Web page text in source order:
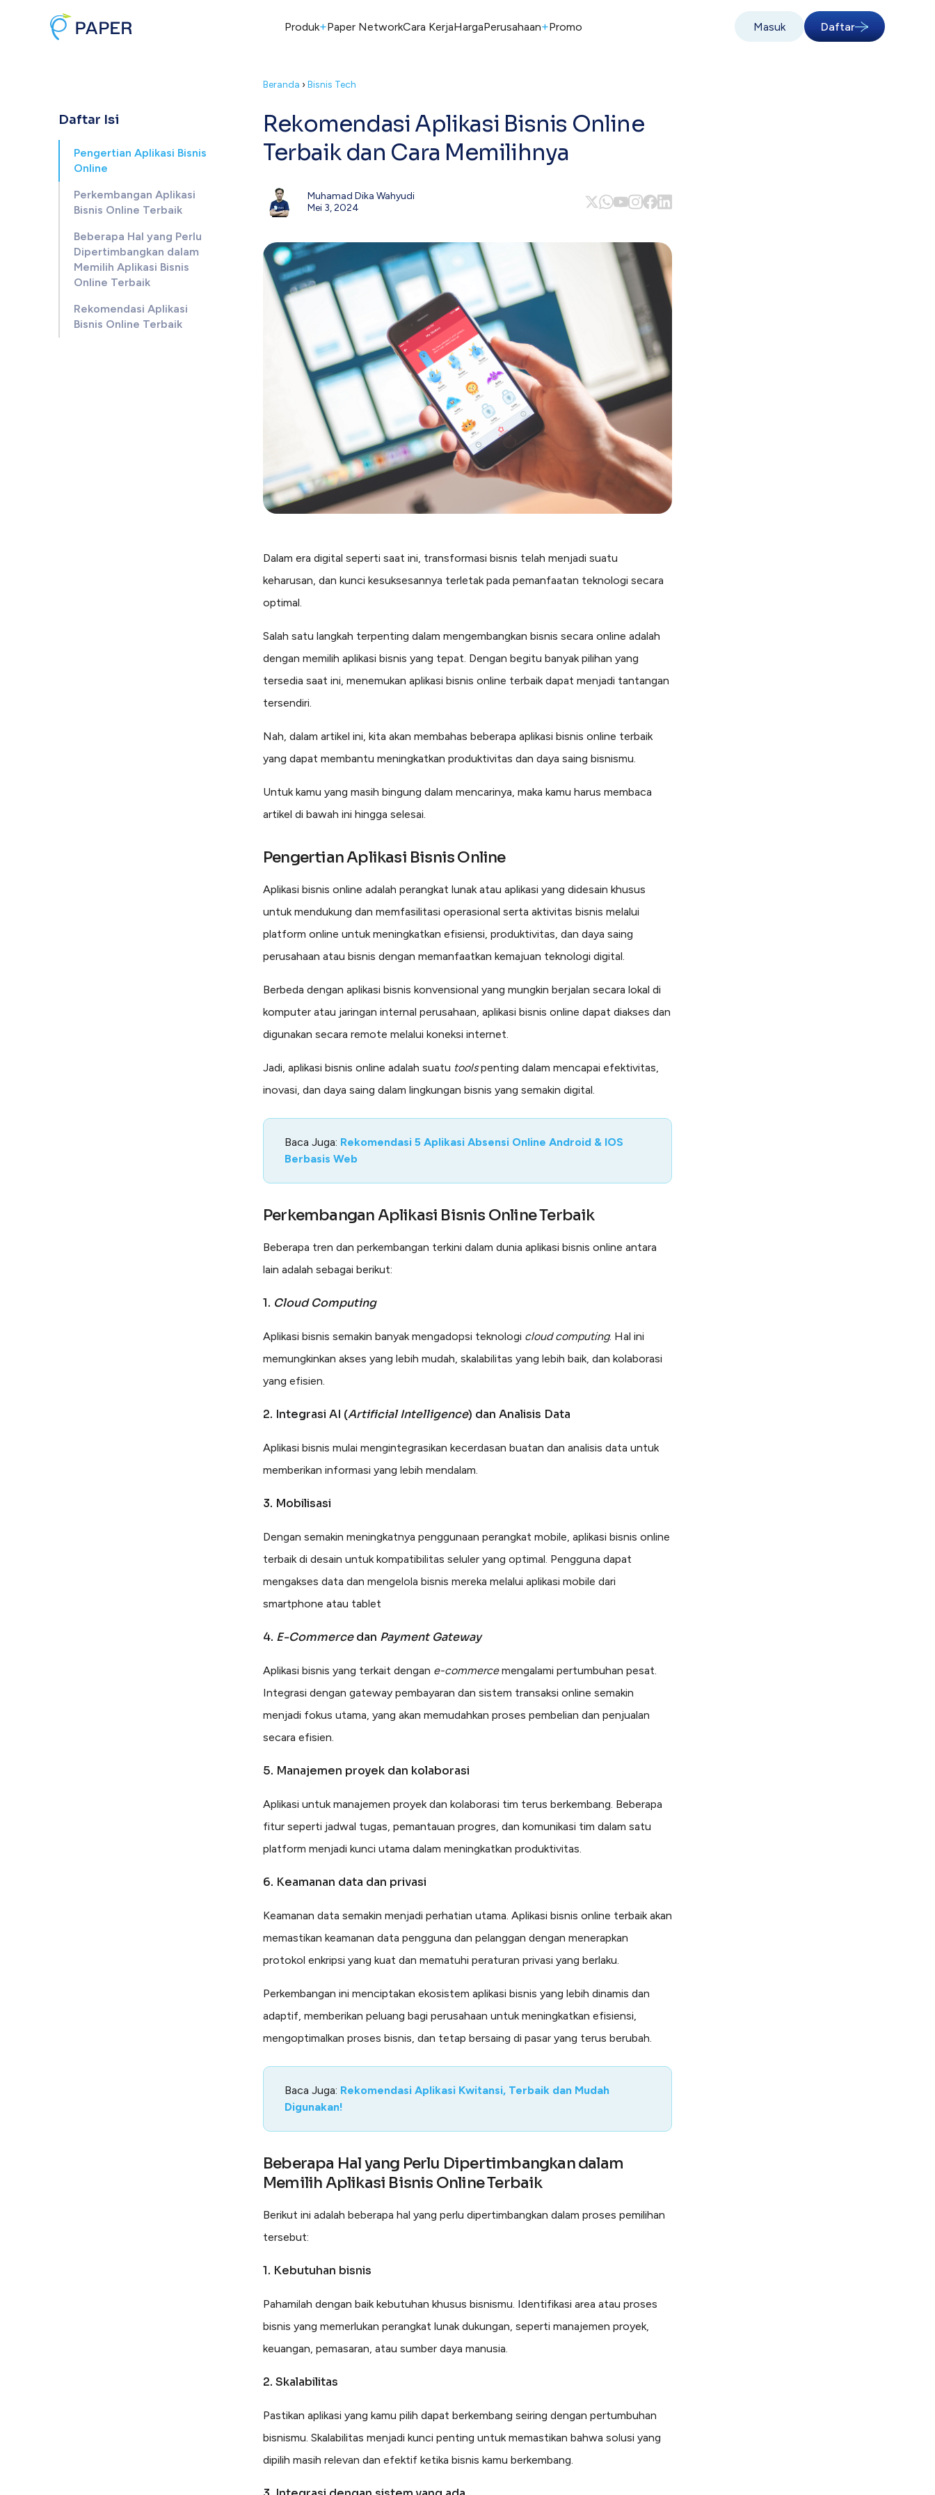
Produk+Paper NetworkCara KerjaHargaPerusahaan+Promo Masuk Daftar
Daftar Isi
Pengertian Aplikasi Bisnis
Online
Perkembangan Aplikasi
Bisnis Online Terbaik
Beberapa Hal yang Perlu
Dipertimbangkan dalam
Memilih Aplikasi Bisnis
Online Terbaik
Rekomendasi Aplikasi
Bisnis Online Terbaik
Beranda › Bisnis Tech
Rekomendasi Aplikasi Bisnis Online
Terbaik dan Cara Memilihnya
Muhamad Dika Wahyudi
Mei 3, 2024
Dalam era digital seperti saat ini, transformasi bisnis telah menjadi suatu
keharusan, dan kunci kesuksesannya terletak pada pemanfaatan teknologi secara
optimal.
Salah satu langkah terpenting dalam mengembangkan bisnis secara online adalah
dengan memilih aplikasi bisnis yang tepat. Dengan begitu banyak pilihan yang
tersedia saat ini, menemukan aplikasi bisnis online terbaik dapat menjadi tantangan
tersendiri.
Nah, dalam artikel ini, kita akan membahas beberapa aplikasi bisnis online terbaik
yang dapat membantu meningkatkan produktivitas dan daya saing bisnismu.
Untuk kamu yang masih bingung dalam mencarinya, maka kamu harus membaca
artikel di bawah ini hingga selesai.
Pengertian Aplikasi Bisnis Online
Aplikasi bisnis online adalah perangkat lunak atau aplikasi yang didesain khusus
untuk mendukung dan memfasilitasi operasional serta aktivitas bisnis melalui
platform online untuk meningkatkan efisiensi, produktivitas, dan daya saing
perusahaan atau bisnis dengan memanfaatkan kemajuan teknologi digital.
Berbeda dengan aplikasi bisnis konvensional yang mungkin berjalan secara lokal di
komputer atau jaringan internal perusahaan, aplikasi bisnis online dapat diakses dan
digunakan secara remote melalui koneksi internet.
Jadi, aplikasi bisnis online adalah suatu toolspenting dalam mencapai efektivitas,
inovasi, dan daya saing dalam lingkungan bisnis yang semakin digital.
Baca Juga: Rekomendasi 5 Aplikasi Absensi Online Android & IOS
Berbasis Web
Perkembangan Aplikasi Bisnis Online Terbaik
Beberapa tren dan perkembangan terkini dalam dunia aplikasi bisnis online antara
lain adalah sebagai berikut:
1. Cloud Computing
Aplikasi bisnis semakin banyak mengadopsi teknologi cloud computing. Hal ini
memungkinkan akses yang lebih mudah, skalabilitas yang lebih baik, dan kolaborasi
yang efisien.
2. Integrasi AI (Artificial Intelligence) dan Analisis Data
Aplikasi bisnis mulai mengintegrasikan kecerdasan buatan dan analisis data untuk
memberikan informasi yang lebih mendalam.
3. Mobilisasi
Dengan semakin meningkatnya penggunaan perangkat mobile, aplikasi bisnis online
terbaik di desain untuk kompatibilitas seluler yang optimal. Pengguna dapat
mengakses data dan mengelola bisnis mereka melalui aplikasi mobile dari
smartphone atau tablet
4. E-Commercedan Payment Gateway
Aplikasi bisnis yang terkait dengan e-commercemengalami pertumbuhan pesat.
Integrasi dengan gateway pembayaran dan sistem transaksi online semakin
menjadi fokus utama, yang akan memudahkan proses pembelian dan penjualan
secara efisien.
5. Manajemen proyek dan kolaborasi
Aplikasi untuk manajemen proyek dan kolaborasi tim terus berkembang. Beberapa
fitur seperti jadwal tugas, pemantauan progres, dan komunikasi tim dalam satu
platform menjadi kunci utama dalam meningkatkan produktivitas.
6. Keamanan data dan privasi
Keamanan data semakin menjadi perhatian utama. Aplikasi bisnis online terbaik akan
memastikan keamanan data pengguna dan pelanggan dengan menerapkan
protokol enkripsi yang kuat dan mematuhi peraturan privasi yang berlaku.
Perkembangan ini menciptakan ekosistem aplikasi bisnis yang lebih dinamis dan
adaptif, memberikan peluang bagi perusahaan untuk meningkatkan efisiensi,
mengoptimalkan proses bisnis, dan tetap bersaing di pasar yang terus berubah.
Baca Juga: Rekomendasi Aplikasi Kwitansi, Terbaik dan Mudah
Digunakan!
Beberapa Hal yang Perlu Dipertimbangkan dalam
Memilih Aplikasi Bisnis Online Terbaik
Berikut ini adalah beberapa hal yang perlu dipertimbangkan dalam proses pemilihan
tersebut:
1. Kebutuhan bisnis
Pahamilah dengan baik kebutuhan khusus bisnismu. Identifikasi area atau proses
bisnis yang memerlukan perangkat lunak dukungan, seperti manajemen proyek,
keuangan, pemasaran, atau sumber daya manusia.
2. Skalabilitas
Pastikan aplikasi yang kamu pilih dapat berkembang seiring dengan pertumbuhan
bisnismu. Skalabilitas menjadi kunci penting untuk memastikan bahwa solusi yang
dipilih masih relevan dan efektif ketika bisnis kamu berkembang.